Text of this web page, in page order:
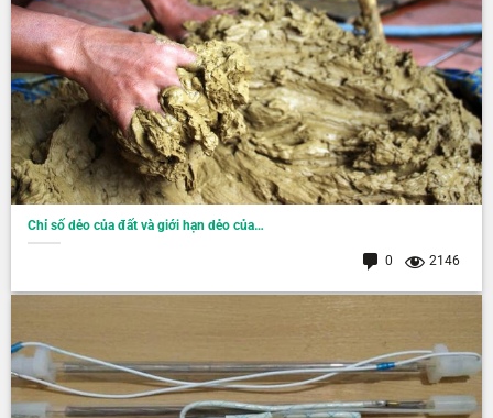
Chỉ số dẻo của đất và giới hạn dẻo của…
0 2146